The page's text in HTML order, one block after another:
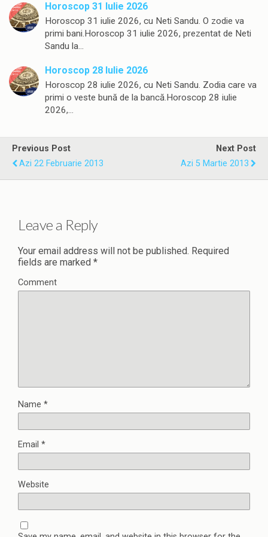
Horoscop 31 Iulie 2026
Horoscop 31 iulie 2026, cu Neti Sandu. O zodie va
primi bani.Horoscop 31 iulie 2026, prezentat de Neti
Sandu la…
Horoscop 28 Iulie 2026
Horoscop 28 iulie 2026, cu Neti Sandu. Zodia care va
primi o veste bună de la bancă.Horoscop 28 iulie
2026,…
Previous Post
Azi 22 Februarie 2013
Next Post
Azi 5 Martie 2013
Leave a Reply
Your email address will not be published. Required
fields are marked *
Comment
Name *
Email *
Website